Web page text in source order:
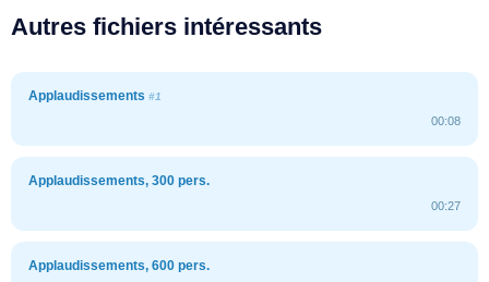
Autres fichiers intéressants
Applaudissements #1
00:08
Applaudissements, 300 pers.
00:27
Applaudissements, 600 pers.